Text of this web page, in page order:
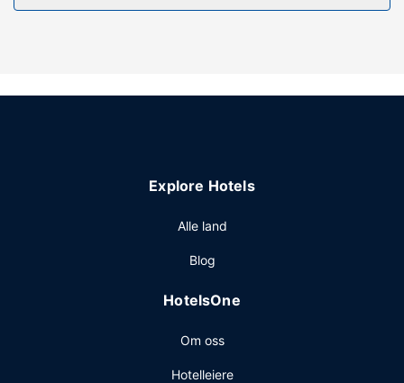
Nyt utsikten fra en hage og dra nytte av fasiliteter som wi-
Gjestene tilbys ubetjent parkering (inkludert) på stedet.
Explore Hotels
Alle land
Blog
HotelsOne
Om oss
Hotelleiere